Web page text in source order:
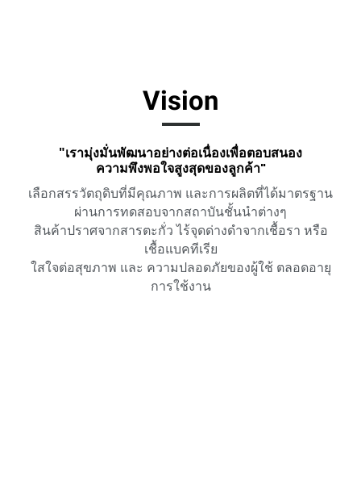
Vision
"เรามุ่งมั่นพัฒนาอย่างต่อเนื่องเพื่อตอบสนอง
ความพึงพอใจสูงสุดของลูกค้า"
เลือกสรรวัตถุดิบที่มีคุณภาพ และการผลิตที่ได้มาตรฐาน
ผ่านการทดสอบจากสถาบันชั้นนำต่างๆ
สินค้าปราศจากสารตะกั่ว ไร้จุดด่างดำจากเชื้อรา หรือ
เชื้อแบคทีเรีย
ใสใจต่อสุขภาพ และ ความปลอดภัยของผู้ใช้ ตลอดอายุ
การใช้งาน